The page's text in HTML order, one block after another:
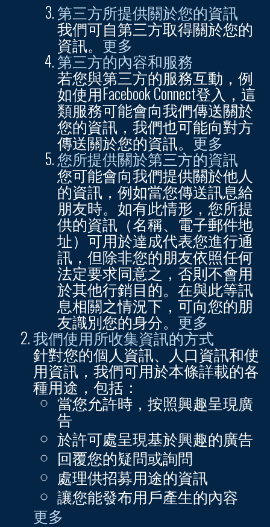
第三方所提供關於您的資訊
我們可自第三方取得關於您的
資訊。更多
第三方的內容和服務
若您與第三方的服務互動，例
如使用Facebook Connect登入，這
類服務可能會向我們傳送關於
您的資訊，我們也可能向對方
傳送關於您的資訊。更多
您所提供關於第三方的資訊
您可能會向我們提供關於他人
的資訊，例如當您傳送訊息給
朋友時。如有此情形，您所提
供的資訊（名稱、電子郵件地
址）可用於達成代表您進行通
訊，但除非您的朋友依照任何
法定要求同意之，否則不會用
於其他行銷目的。在與此等訊
息相關之情況下，可向您的朋
友識別您的身分。 更多
我們使用所收集資訊的方式
針對您的個人資訊、人口資訊和使
用資訊，我們可用於本條詳載的各
種用途，包括：
當您允許時，按照興趣呈現廣
告
於許可處呈現基於興趣的廣告
回覆您的疑問或詢問
處理供招募用途的資訊
讓您能發布用戶產生的內容
更多